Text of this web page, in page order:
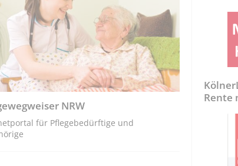
NRW
für Pflegebedürftige und
Rente